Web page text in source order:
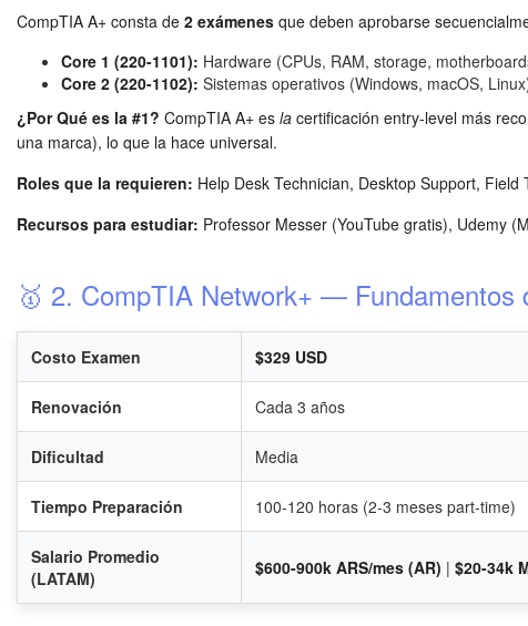
CompTIA A+ consta de 2 exámenes que deben aprobarse
Core 1 (220-1101): Hardware (CPUs, RAM, storage,
Core 2 (220-1102): Sistemas operativos (Windows, macOS,
¿Por Qué es la #1? CompTIA A+ es la certificación entry-level más
una marca), lo que la hace universal.
Roles que la requieren: Help Desk Technician, Desktop Support,
Recursos para estudiar: Professor Messer (YouTube gratis), Udemy
🥇 2. CompTIA Network+ — Fundamentos
Costo Examen $329 USD
Renovación Cada 3 años
Dificultad Media
Tiempo Preparación 100-120 horas (2-3 meses part-time)
Salario Promedio
(LATAM)
$600-900k ARS/mes (AR) | $20-34k